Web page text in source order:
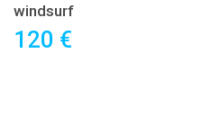
windsurf
120 €